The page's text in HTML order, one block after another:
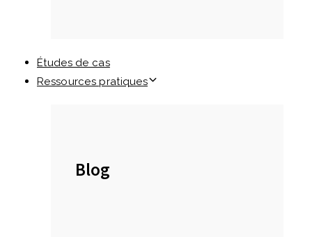
Études de cas
Ressources pratiques
Blog